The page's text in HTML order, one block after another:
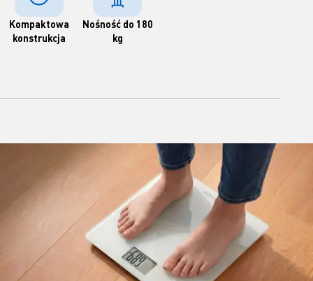
Kompaktowa
konstrukcja
Nośność do 180
kg